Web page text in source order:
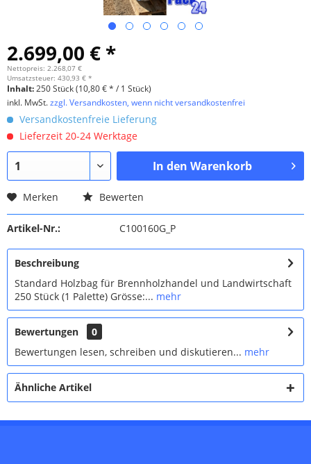
2.699,00 € *
Nettopreis: 2.268,07 €
Umsatzsteuer: 430,93 € *
Inhalt:250 Stück (10,80 € * / 1 Stück)
inkl. MwSt.zzgl. Versandkosten, wenn nicht versandkostenfrei
Versandkostenfreie Lieferung
Lieferzeit 20-24 Werktage
In den Warenkorb
Merken Bewerten
Artikel-Nr.: C100160G_P
Beschreibung
Standard Holzbag für Brennholzhandel und Landwirtschaft
250 Stück (1 Palette) Grösse:... mehr
Bewertungen
0
Bewertungen lesen, schreiben und diskutieren... mehr
Ähnliche Artikel